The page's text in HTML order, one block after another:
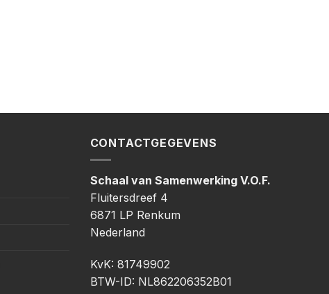
CONTACTGEGEVENS
Schaal van Samenwerking V.O.F.
Fluitersdreef 4
6871 LP Renkum
Nederland
KvK: 81749902
BTW-ID: NL862206352B01